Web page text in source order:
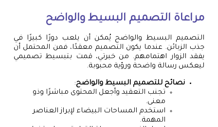
مراعاة التصميم البسيط والواضح
التصميم البسيط والواضح يُمكن أن يلعب دورًا كبيرًا في
جذب الزبائن. عندما يكون التصميم معقدًا، فمن المحتمل أن
يفقد الزوار اهتمامهم. من خبرتي، قمت بتبسيط تصميمي
ليعكس رسالة واضحة ورؤية محبوبة.
نصائح للتصميم البسيط والواضح:
تجنب التعقيد وأجعل المحتوى مباشرًا وذو
معنى.
استخدم المساحات البيضاء لإبراز العناصر
المهمة.